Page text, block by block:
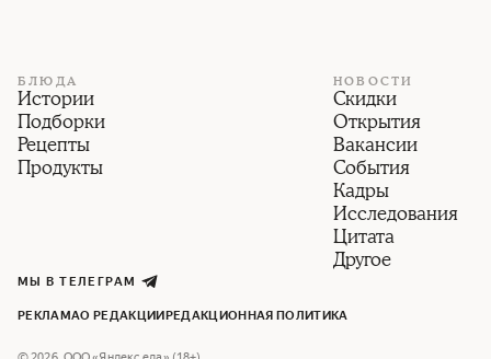
БЛЮДА
Истории
Подборки
Рецепты
Продукты
НОВОСТИ
Скидки
Открытия
Вакансии
События
Кадры
Исследования
Цитата
Другое
МЫ В ТЕЛЕГРАМ
РЕКЛАМАО РЕДАКЦИИ РЕДАКЦИОННАЯ ПОЛИТИКА